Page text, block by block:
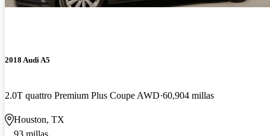
2018 Audi A5
2.0T quattro Premium Plus Coupe AWD 60,904 millas
Houston, TX